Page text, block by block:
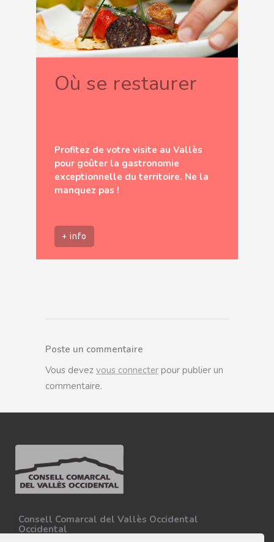
Où se restaurer
Profitez de votre visite au Vallès
pour goûter la gastronomie
exceptionnelle du territoire. Ne la
manquez pas !
+ info
Poste un commentaire
Vous devez vous connecter pour publier un
commentaire.
Consell Comarcal del Vallès Occidental
Occidental